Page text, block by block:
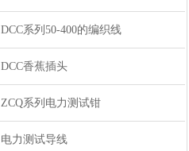
DCC系列50-400的编织线
DCC香蕉插头
ZCQ系列电力测试钳
电力测试导线